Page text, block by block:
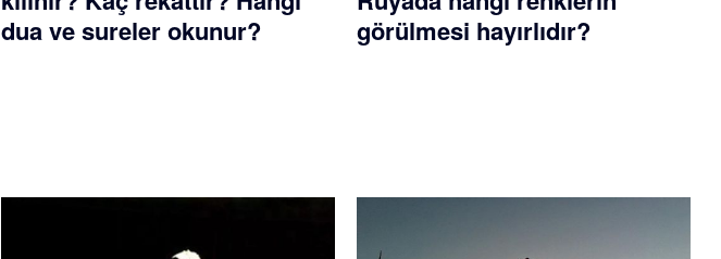
dua ve sureler okunur?
görülmesi hayırlıdır?